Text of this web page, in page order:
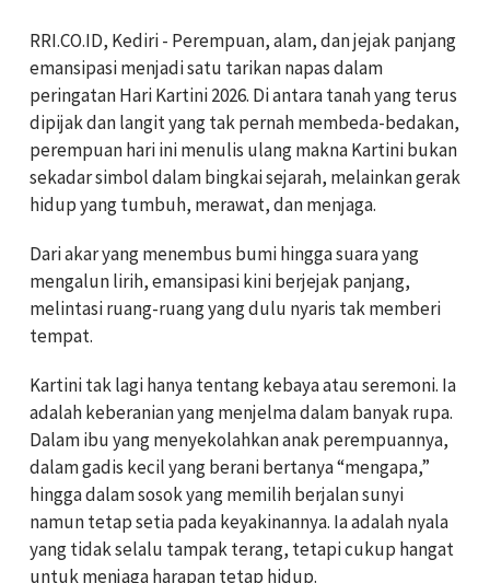
RRI.CO.ID, Kediri - Perempuan, alam, dan jejak panjang
emansipasi menjadi satu tarikan napas dalam
peringatan Hari Kartini 2026. Di antara tanah yang terus
dipijak dan langit yang tak pernah membeda-bedakan,
perempuan hari ini menulis ulang makna Kartini bukan
sekadar simbol dalam bingkai sejarah, melainkan gerak
hidup yang tumbuh, merawat, dan menjaga.
Dari akar yang menembus bumi hingga suara yang
mengalun lirih, emansipasi kini berjejak panjang,
melintasi ruang-ruang yang dulu nyaris tak memberi
tempat.
Kartini tak lagi hanya tentang kebaya atau seremoni. Ia
adalah keberanian yang menjelma dalam banyak rupa.
Dalam ibu yang menyekolahkan anak perempuannya,
dalam gadis kecil yang berani bertanya “mengapa,”
hingga dalam sosok yang memilih berjalan sunyi
namun tetap setia pada keyakinannya. Ia adalah nyala
yang tidak selalu tampak terang, tetapi cukup hangat
untuk menjaga harapan tetap hidup.